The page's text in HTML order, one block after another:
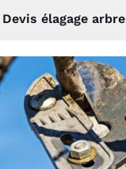
Devis élagage arbre